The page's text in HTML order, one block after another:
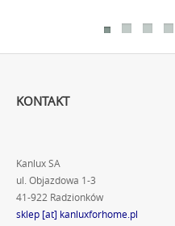
KONTAKT
Kanlux SA
ul. Objazdowa 1-3
41-922 Radzionków
sklep [at] kanluxforhome.pl